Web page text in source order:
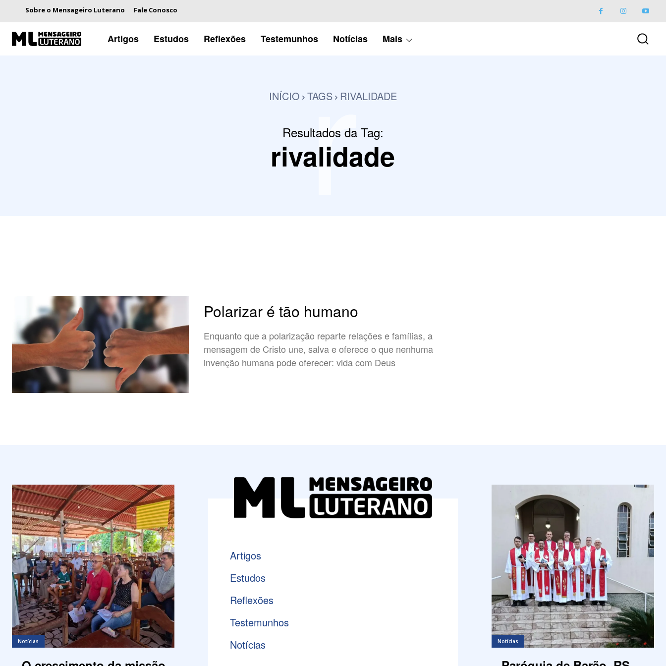
Sobre o Mensageiro Luterano Fale Conosco
Artigos Estudos Reflexões Testemunhos Notícias Mais
INÍCIO TAGS RIVALIDADE
Resultados da Tag:
rivalidade
r
Polarizar é tão humano
Enquanto que a polarização reparte relações e famílias, a
mensagem de Cristo une, salva e oferece o que nenhuma
invenção humana pode oferecer: vida com Deus
Notícias
Artigos
Estudos
Reflexões
Testemunhos
Notícias
Notícias